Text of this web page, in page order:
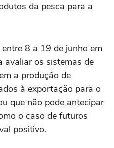
da pesca para a
8 a 19 de junho em
avaliar os sistemas de
a produção de
à exportação para o
que não pode antecipar
o caso de futuros
positivo.